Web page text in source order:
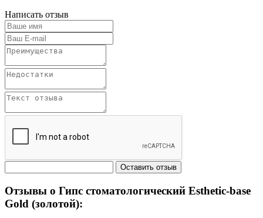
Написать отзыв
Отзывы о Гипс стоматологический Esthetic-base
Gold (золотой):